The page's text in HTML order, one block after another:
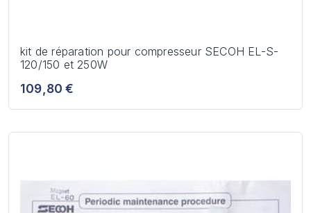
kit de réparation pour compresseur SECOH EL-S-
120/150 et 250W
109,80 €